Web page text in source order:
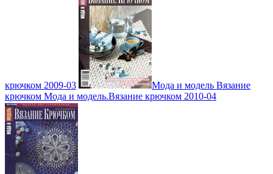
крючком 2009-03
Мода и модель Вязание
крючком Мода и модель.Вязание крючком 2010-04